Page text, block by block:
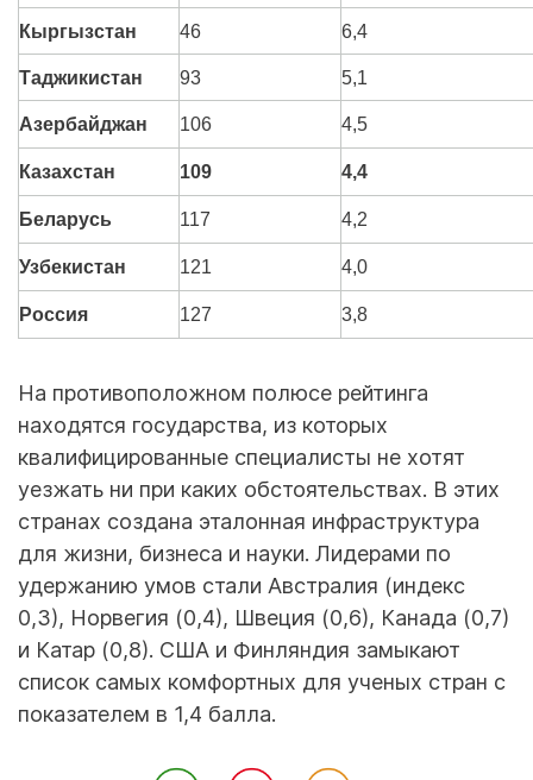
Кыргызстан 46 6,4
Таджикистан 93 5,1
Азербайджан 106 4,5
Казахстан 109 4,4
Беларусь 117 4,2
Узбекистан 121 4,0
Россия 127 3,8
На противоположном полюсе рейтинга
находятся государства, из которых
квалифицированные специалисты не хотят
уезжать ни при каких обстоятельствах. В этих
странах создана эталонная инфраструктура
для жизни, бизнеса и науки. Лидерами по
удержанию умов стали Австралия (индекс
0,3), Норвегия (0,4), Швеция (0,6), Канада (0,7)
и Катар (0,8). США и Финляндия замыкают
список самых комфортных для ученых стран с
показателем в 1,4 балла.